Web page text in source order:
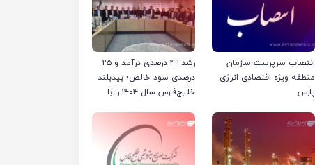
انتصاب سرپرست سازمان
منطقه ویژه اقتصادی انرژی
پارس
رشد ۴۹ درصدی درآمد و ۲۵
درصدی سود خالص؛ بیدبلند
خلیج‌فارس سال ۱۴۰۴ را با
رساند